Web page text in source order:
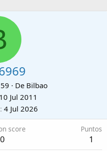
59 · De Bilbao
10 Jul 2011
4 Jul 2026
score
0
Puntos
1